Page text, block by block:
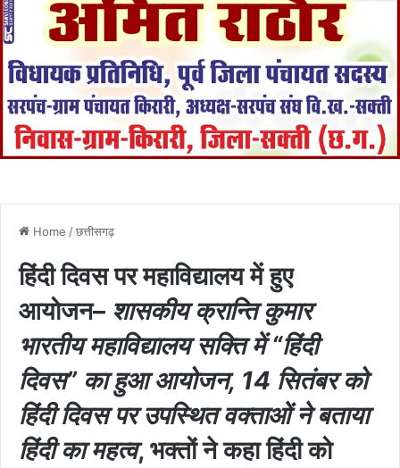
Home /छत्तीसगढ़
हिंदी दिवस पर महाविद्यालय में हुए
आयोजन– शासकीय क्रान्ति कुमार
भारतीय महाविद्यालय सक्ति में “हिंदी
दिवस” का हुआ आयोजन, 14 सितंबर को
हिंदी दिवस पर उपस्थित वक्ताओं ने बताया
हिंदी का महत्व, भक्तों ने कहा हिंदी को